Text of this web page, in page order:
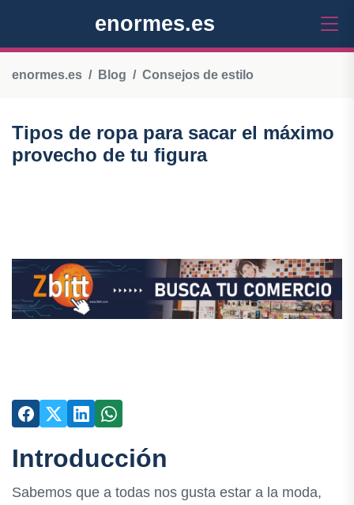
enormes.es
enormes.es Blog Consejos de estilo
Tipos de ropa para sacar el máximo
provecho de tu figura
Introducción
Sabemos que a todas nos gusta estar a la moda,